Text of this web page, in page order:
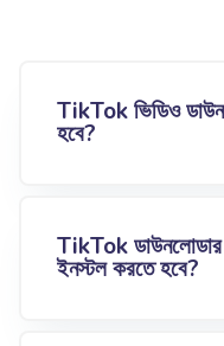
TikTok ভিডিও
হবে?
TikTok ডাউনলোডার
ইনস্টল করতে হবে?